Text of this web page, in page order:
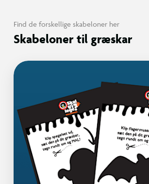
Find de forskellige skabeloner her
Skabeloner til græskar